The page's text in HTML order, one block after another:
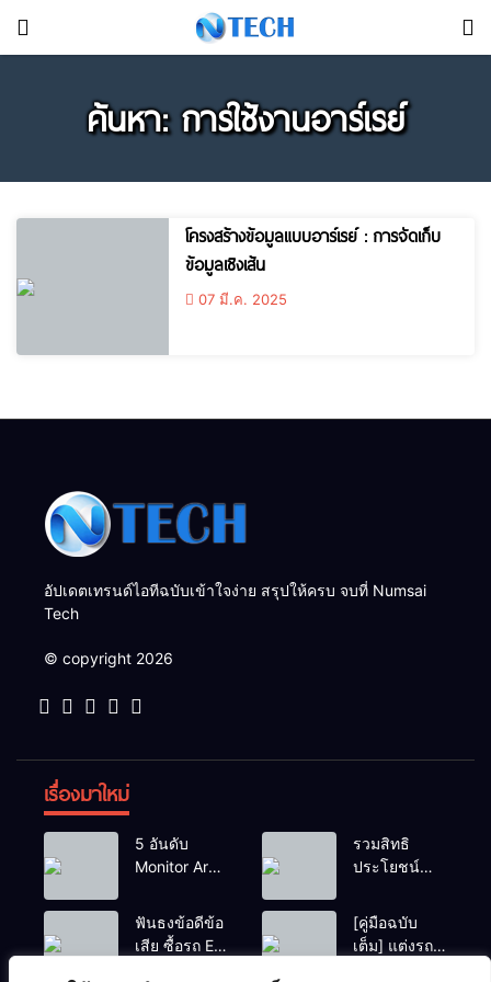
ค้นหา: การใช้งานอาร์เรย์
โครงสร้างข้อมูลแบบอาร์เรย์ : การจัดเก็บ
ข้อมูลเชิงเส้น
07 มี.ค. 2025
อัปเดตเทรนด์ไอทีฉบับเข้าใจง่าย สรุปให้ครบ จบที่ Numsai
Tech
© copyright 2026
เรื่องมาใหม่
5 อันดับ
Monitor Arm
แข็งแรง รับ
น้ำหนักจอ
โปรไฟล์สีตรง
รวมสิทธิ
ประโยชน์
หมูกระทะ เมื่อ
สแกนจ่ายด้วย
Virtual Bank
ฟันธงข้อดีข้อ
เสีย ซื้อรถ EV
[คู่มือฉบับ
เต็ม] แต่งรถ